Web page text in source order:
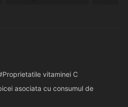
Proprietatile vitaminei C
asociata cu consumul de